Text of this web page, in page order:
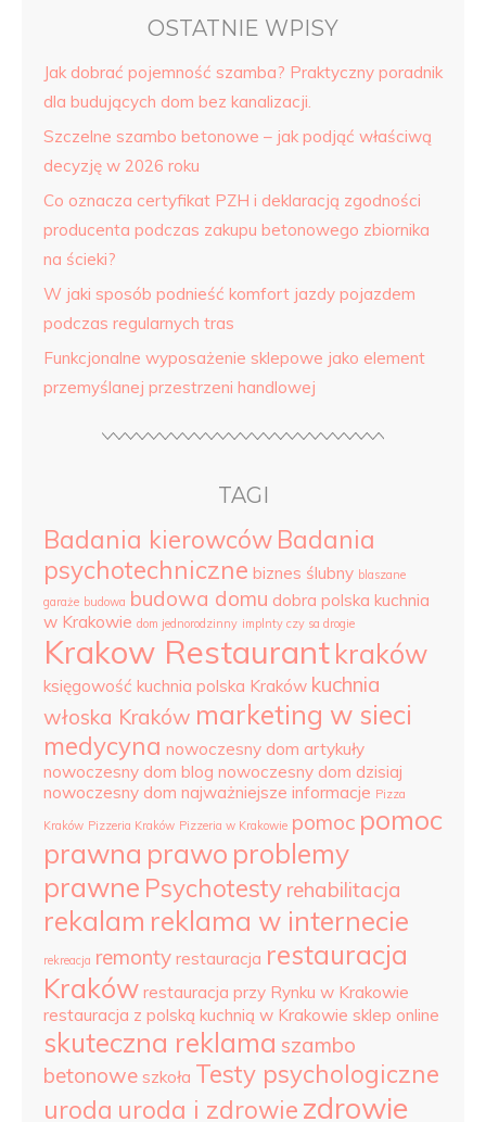
OSTATNIE WPISY
Jak dobrać pojemność szamba? Praktyczny poradnik
dla budujących dom bez kanalizacji.
Szczelne szambo betonowe – jak podjąć właściwą
decyzję w 2026 roku
Co oznacza certyfikat PZH i deklaracją zgodności
producenta podczas zakupu betonowego zbiornika
na ścieki?
W jaki sposób podnieść komfort jazdy pojazdem
podczas regularnych tras
Funkcjonalne wyposażenie sklepowe jako element
przemyślanej przestrzeni handlowej
TAGI
Badania kierowców Badania
psychotechniczne biznes ślubny blaszane
garaże budowa budowa domu dobra polska kuchnia
w Krakowie dom jednorodzinny implnty czy sa drogie
Krakow Restaurantkraków
księgowość kuchnia polska Kraków kuchnia
włoska Kraków marketing w sieci
medycyna nowoczesny dom artykuły
nowoczesny dom blog nowoczesny dom dzisiaj
nowoczesny dom najważniejsze informacje Pizza
Kraków Pizzeria Kraków Pizzeria w Krakowie pomoc pomoc
prawna prawo problemy
prawne Psychotesty rehabilitacja
rekalam reklama w internecie
rekreacja remonty restauracja restauracja
Kraków restauracja przy Rynku w Krakowie
restauracja z polską kuchnią w Krakowie sklep online
skuteczna reklama szambo
betonowe szkoła Testy psychologiczne
uroda uroda i zdrowie zdrowie